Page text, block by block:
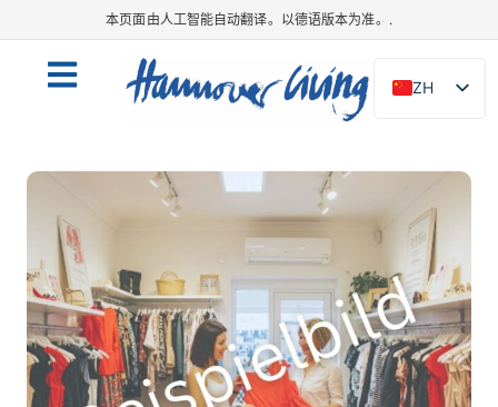
本页面由人工智能自动翻译。以德语版本为准。.
ZH
DE
PL
ES
IT
DA
SV